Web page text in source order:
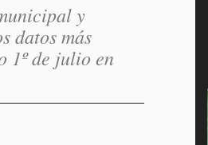
y
datos más
1º de julio en